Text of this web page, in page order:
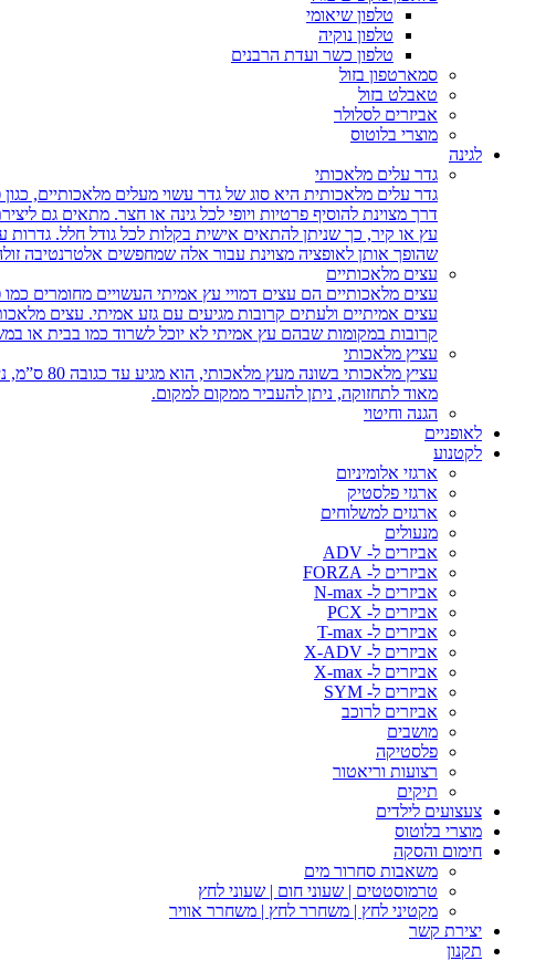
טלפון שיאומי
טלפון נוקיה
טלפון כשר ועדת הרבנים
סמארטפון בזול
טאבלט בזול
אביזרים לסלולר
מוצרי בלוטוס
לגינה
גדר עלים מלאכותי
גדר עלים מלאכותית היא סוג של גדר עשוי מעלים מלאכותיים,
דרך מצוינת להוסיף פרטיות ויופי לכל גינה או חצר. מתאים גם
עץ או קיר, כך שניתן להתאים אישית בקלות לכל גודל חלל. גדרות
שהופך אותן לאופציה מצוינת עבור אלה שמחפשים אלטרנטיבה
עצים מלאכותיים
עצים מלאכותיים הם עצים דמויי עץ אמיתי העשויים מחומרים
עצים אמיתיים ולעתים קרובות מגיעים עם גזע אמיתי. עצים
קרובות במקומות שבהם עץ אמיתי לא יוכל לשרוד כמו בבית או
עציץ מלאכותי
עציץ
מאוד לתחזוקה, ניתן להעביר ממקום למקום.
הגנה וחיטוי
לאופניים
לקטנוע
ארגזי אלומיניום
ארגזי פלסטיק
ארגזים למשלוחים
מנעולים
אביזרים ל- ADV
אביזרים ל- FORZA
אביזרים ל- N-max
אביזרים ל- PCX
אביזרים ל- T-max
אביזרים ל- X-ADV
אביזרים ל- X-max
אביזרים ל- SYM
אביזרים לרוכב
מושבים
פלסטיקה
רצועות וריאטור
תיקים
צעצועים לילדים
מוצרי בלוטוס
חימום והסקה
משאבות סחרור מים
טרמוסטטים | שעוני חום | שעוני לחץ
מקטיני לחץ | משחרר לחץ | משחרר אוויר
יצירת קשר
תקנון